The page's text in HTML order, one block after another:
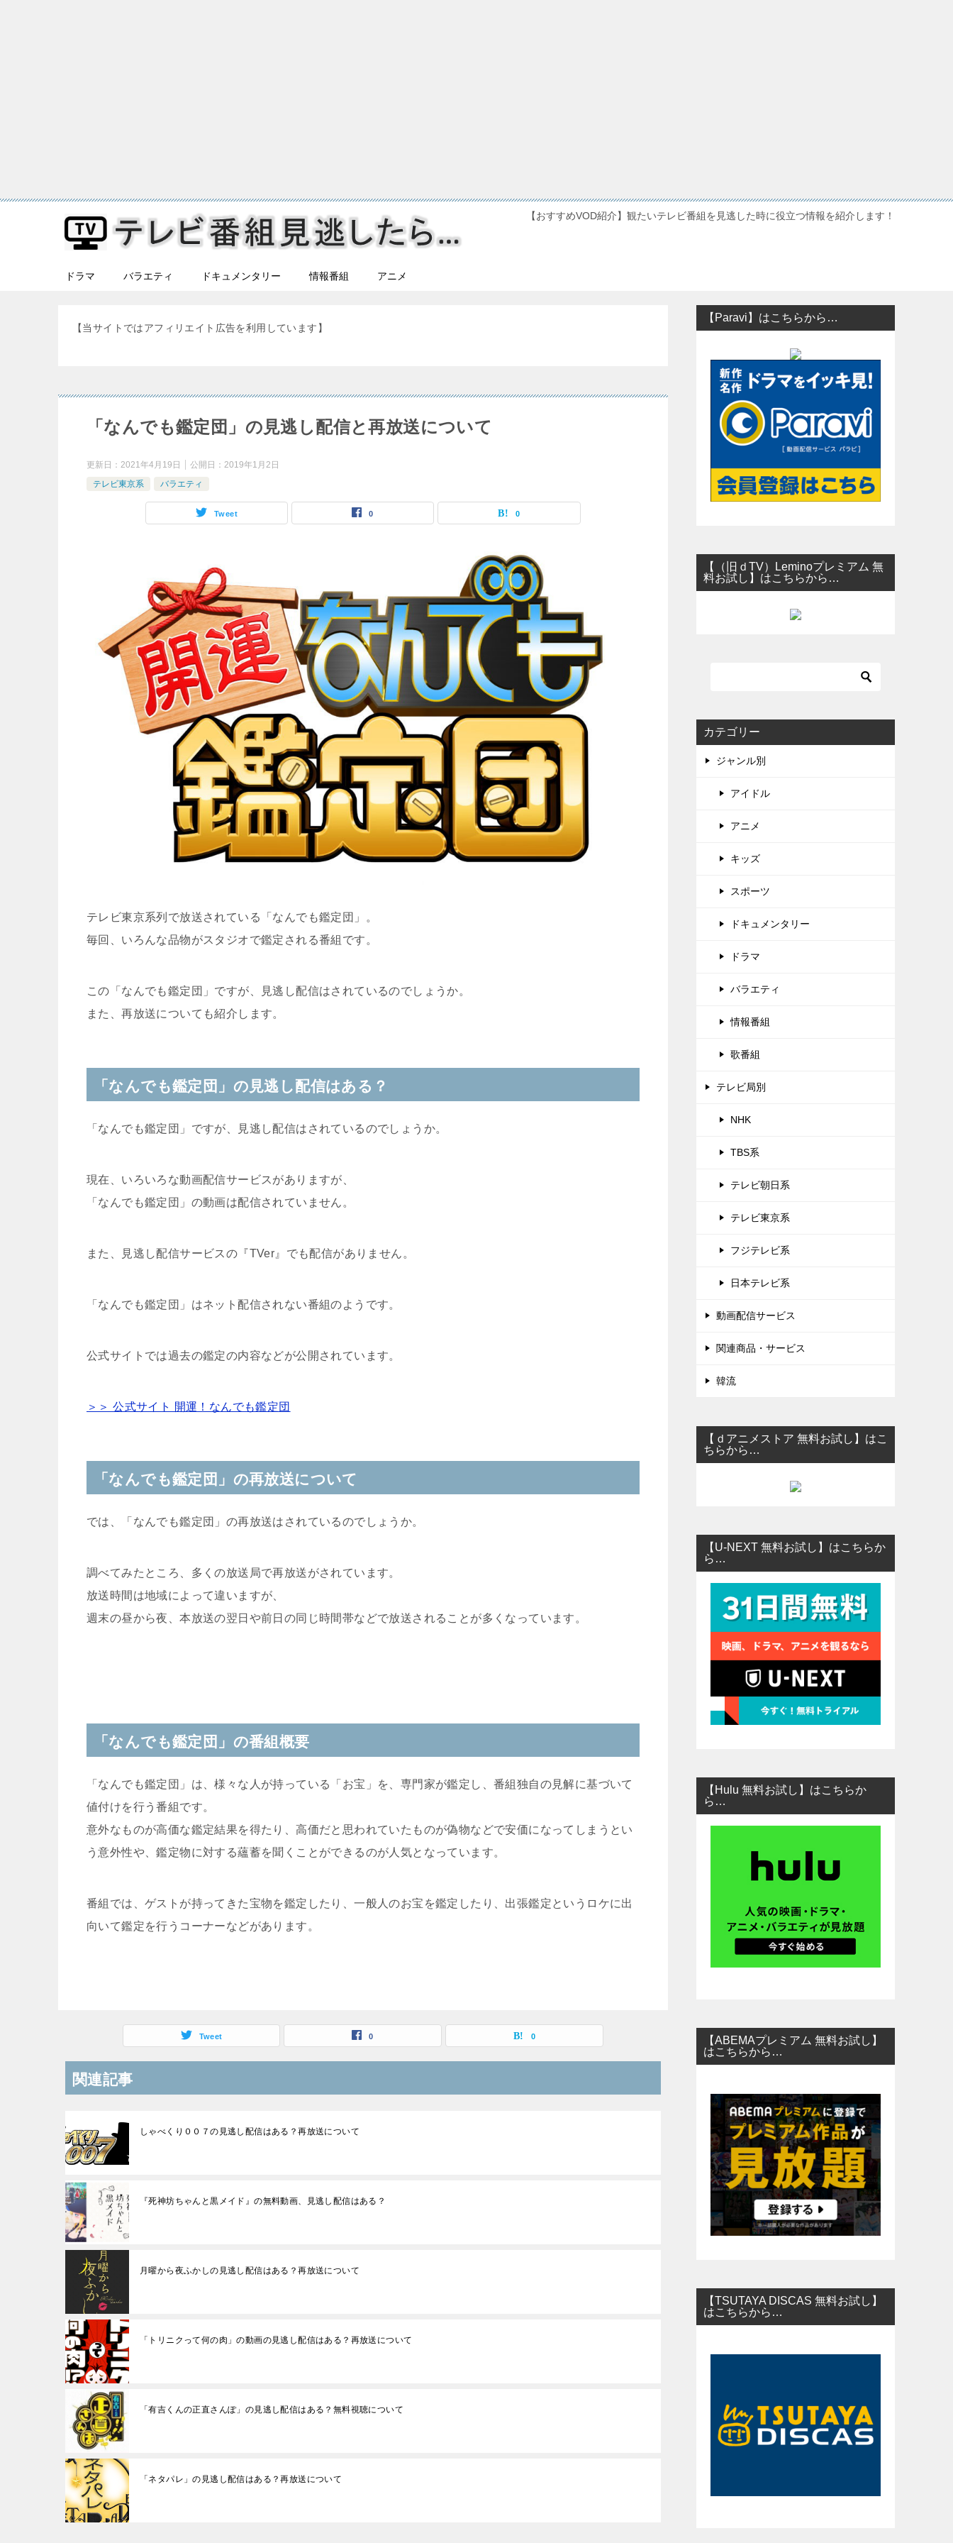
【おすすめVOD紹介】観たいテレビ番組を見逃した時に役立つ情報を紹介します！
ドラマ バラエティ ドキュメンタリー 情報番組 アニメ
【当サイトではアフィリエイト広告を利用しています】
「なんでも鑑定団」の見逃し配信と再放送について
更新日： 2021年4月19日 公開日： 2019年1月2日
テレビ東京系
バラエティ
Tweet 0 0
テレビ東京系列で放送されている「 なんでも鑑定団 」。
毎回、いろんな品物がスタジオで鑑定される番組です。
この「なんでも鑑定団」ですが、見逃し配信はされているのでしょうか。
また、再放送についても紹介します。
「なんでも鑑定団」の見逃し配信はある？
「なんでも鑑定団」ですが、見逃し配信はされているのでしょうか。
現在、いろいろな動画配信サービスがありますが、
「なんでも鑑定団」の動画は配信されていません。
また、見逃し配信サービスの『TVer』でも配信がありません。
「なんでも鑑定団」はネット配信されない番組のようです。
公式サイトでは過去の鑑定の内容などが公開されています。
＞＞ 公式サイト 開運！なんでも鑑定団
「なんでも鑑定団」の再放送について
では、「なんでも鑑定団」の再放送はされているのでしょうか。
調べてみたところ、多くの放送局で再放送がされています。
放送時間は地域によって違いますが、
週末の昼から夜、本放送の翌日や前日の同じ時間帯などで放送されることが多くなっています。
「なんでも鑑定団」の番組概要
「なんでも鑑定団」は、様々な人が持っている「お宝」を、専門家が鑑定し、番組独自の見解に基づいて
値付けを行う番組です。
意外なものが高価な鑑定結果を得たり、高価だと思われていたものが偽物などで安価になってしまうとい
う意外性や、鑑定物に対する蘊蓄を聞くことができるのが人気となっています。
番組では、ゲストが持ってきた宝物を鑑定したり、一般人のお宝を鑑定したり、出張鑑定というロケに出
向いて鑑定を行うコーナーなどがあります。
Tweet 0 0
関連記事
しゃべくり００７の見逃し配信はある？再放送について
『死神坊ちゃんと黒メイド』の無料動画、見逃し配信はある？
月曜から夜ふかしの見逃し配信はある？再放送について
「トリニクって何の肉」の動画の見逃し配信はある？再放送について
「有吉くんの正直さんぽ」の見逃し配信はある？無料視聴について
「ネタパレ」の見逃し配信はある？再放送について
【Paravi】はこちらから…
【（旧ｄTV）Leminoプレミアム 無
料お試し】はこちらから…
カテゴリー
ジャンル別
アイドル
アニメ
キッズ
スポーツ
ドキュメンタリー
ドラマ
バラエティ
情報番組
歌番組
テレビ局別
NHK
TBS系
テレビ朝日系
テレビ東京系
フジテレビ系
日本テレビ系
動画配信サービス
関連商品・サービス
韓流
【ｄアニメストア 無料お試し】はこ
ちらから…
【U-NEXT 無料お試し】はこちらか
ら…
【Hulu 無料お試し】はこちらか
ら…
【ABEMAプレミアム 無料お試し】
はこちらから…
【TSUTAYA DISCAS 無料お試し】
はこちらから…